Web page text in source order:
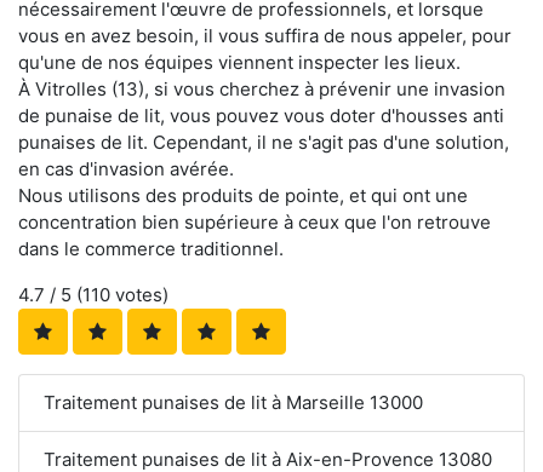
nécessairement l'œuvre de professionnels, et lorsque
vous en avez besoin, il vous suffira de nous appeler, pour
qu'une de nos équipes viennent inspecter les lieux.
À Vitrolles (13), si vous cherchez à prévenir une invasion
de punaise de lit, vous pouvez vous doter d'housses anti
punaises de lit. Cependant, il ne s'agit pas d'une solution,
en cas d'invasion avérée.
Nous utilisons des produits de pointe, et qui ont une
concentration bien supérieure à ceux que l'on retrouve
dans le commerce traditionnel.
4.7 / 5 (110 votes)
Traitement punaises de lit à Marseille 13000
Traitement punaises de lit à Aix-en-Provence 13080